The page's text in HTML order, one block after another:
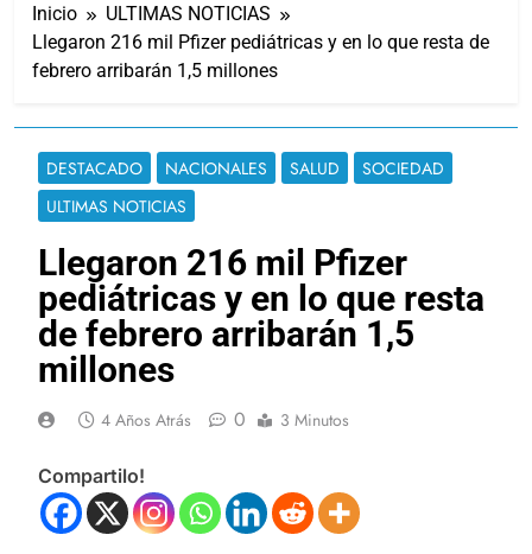
Inicio
ULTIMAS NOTICIAS
Llegaron 216 mil Pfizer pediátricas y en lo que resta de
febrero arribarán 1,5 millones
DESTACADO NACIONALES SALUD
SOCIEDAD
ULTIMAS NOTICIAS
Llegaron 216 mil Pfizer
pediátricas y en lo que resta
de febrero arribarán 1,5
millones
4 Años Atrás 0 3 Minutos
Compartilo!